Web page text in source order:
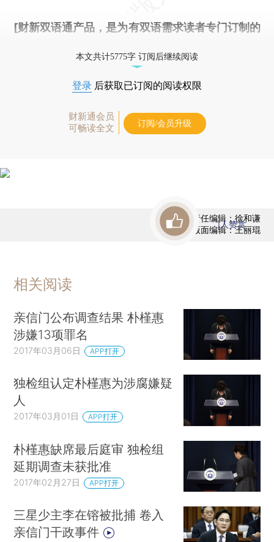
[财新双语通产品，是为有双语需求读者专门订制的
本文共计5775字 订阅后继续阅读
登录 后获取已订阅的阅读权限
财新通会员
可畅读全文
订阅/会员升级
责任编辑：徐和谦
版面编辑：王丽琨
1人赞赏
相关阅读
亲信门公布调查结果 朴槿惠
涉嫌13项罪名
2017年03月06日 APP打开
独检组认定朴槿惠为涉腐嫌疑
人
2017年03月01日 APP打开
朴槿惠缺席最后庭审 独检组
延期调查未获批准
2017年02月27日 APP打开
三星少主李在镕被批捕 卷入
亲信门干政事件